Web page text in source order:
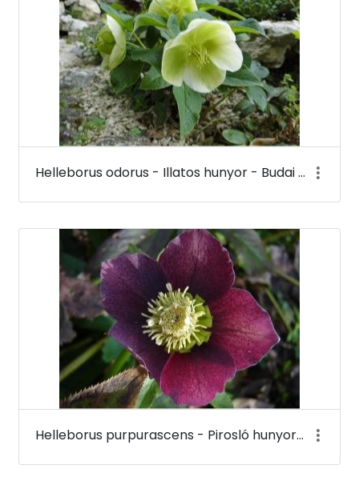
Helleborus odorus - Illatos hunyor - Budai Arborétum
Helleborus purpurascens - Pirosló hunyor - Budai Arborétum